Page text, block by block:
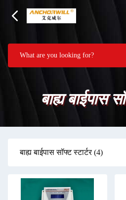
बाह्य बाईपास
बाह्य बाईपास सॉफ्ट स्टार्टर(4)